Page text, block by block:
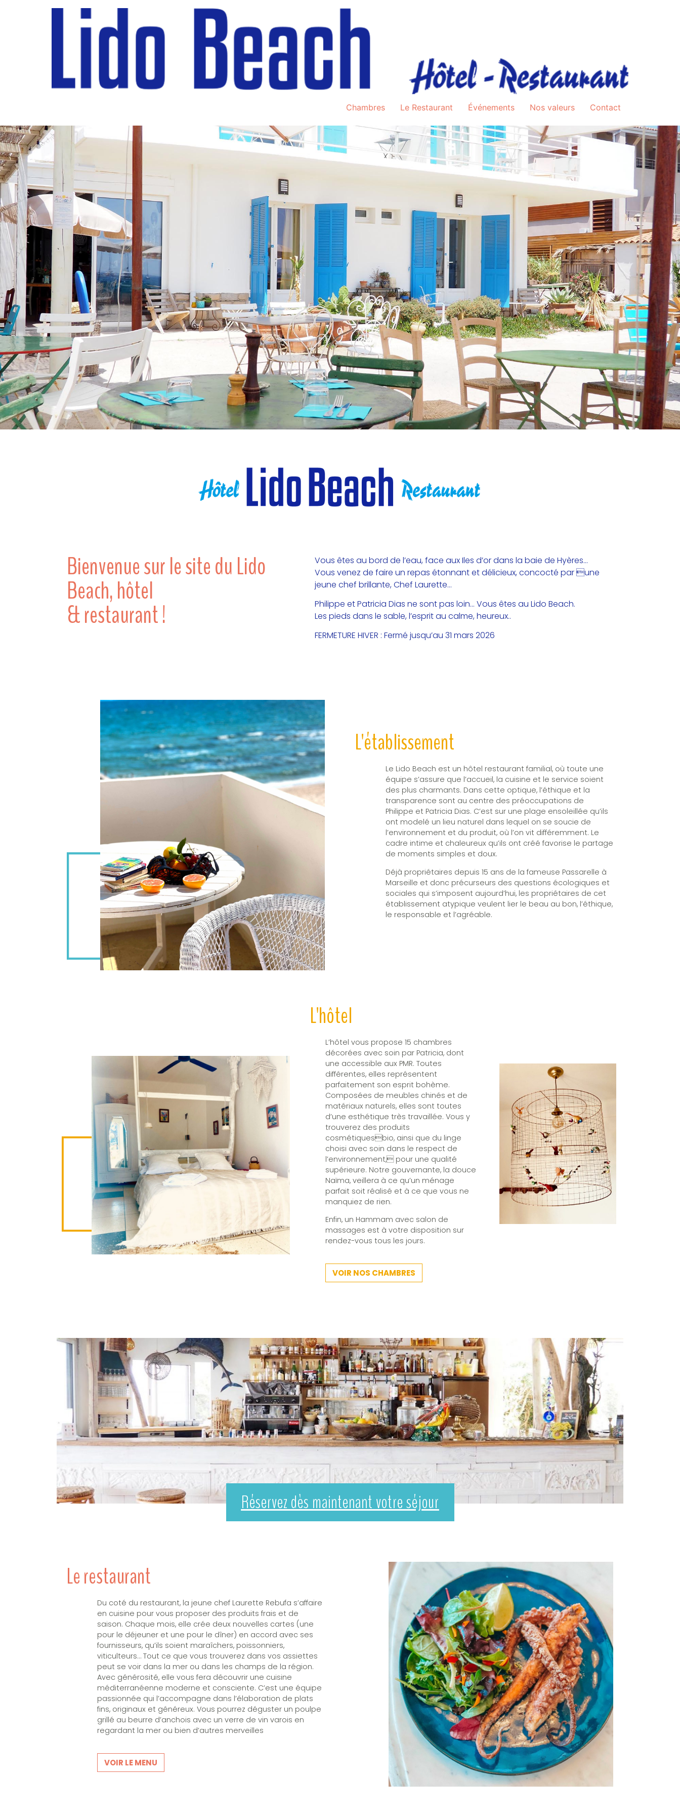
Chambres Le Restaurant Événements Nos valeurs Contact
Bienvenue sur le site du Lido
Beach, hôtel
& restaurant !
Vous êtes au bord de l’eau, face aux Iles d’or dans la baie de Hyères…
Vous venez de faire un repas étonnant et délicieux, concocté par une
jeune chef brillante, Chef Laurette…
Philippe et Patricia Dias ne sont pas loin… Vous êtes au Lido Beach.
Les pieds dans le sable, l’esprit au calme, heureux..
FERMETURE HIVER : Fermé jusqu’au 31 mars 2026
L'établissement
Le Lido Beach est un hôtel restaurant familial, où toute une
équipe s’assure que l’accueil, la cuisine et le service soient
des plus charmants. Dans cette optique, l’éthique et la
transparence sont au centre des préoccupations de
Philippe et Patricia Dias. C’est sur une plage ensoleillée qu’ils
ont modelé un lieu naturel dans lequel on se soucie de
l’environnement et du produit, où l’on vit différemment. Le
cadre intime et chaleureux qu’ils ont créé favorise le partage
de moments simples et doux.
Déjà propriétaires depuis 15 ans de la fameuse Passarelle à
Marseille et donc précurseurs des questions écologiques et
sociales qui s’imposent aujourd’hui, les propriétaires de cet
établissement atypique veulent lier le beau au bon, l’éthique,
le responsable et l’agréable.
L'hôtel
L’hôtel vous propose 15 chambres
décorées avec soin par Patricia, dont
une accessible aux PMR. Toutes
différentes, elles représentent
parfaitement son esprit bohème.
Composées de meubles chinés et de
matériaux naturels, elles sont toutes
d’une esthétique très travaillée. Vous y
trouverez des produits
cosmétiquesbio, ainsi que du linge
choisi avec soin dans le respect de
l’environnement, pour une qualité
supérieure. Notre gouvernante, la douce
Naïma, veillera à ce qu’un ménage
parfait soit réalisé et à ce que vous ne
manquiez de rien.
Enfin, un Hammam avec salon de
massages est à votre disposition sur
rendez-vous tous les jours.
VOIR NOS CHAMBRES
Réservez dès maintenant votre séjour
Le restaurant
Du coté du restaurant, la jeune chef Laurette Rebufa s’affaire
en cuisine pour vous proposer des produits frais et de
saison. Chaque mois, elle crée deux nouvelles cartes (une
pour le déjeuner et une pour le dîner) en accord avec ses
fournisseurs, qu’ils soient maraîchers, poissonniers,
viticulteurs… Tout ce que vous trouverez dans vos assiettes
peut se voir dans la mer ou dans les champs de la région.
Avec générosité, elle vous fera découvrir une cuisine
méditerranéenne moderne et consciente. C’est une équipe
passionnée qui l’accompagne dans l’élaboration de plats
fins, originaux et généreux. Vous pourrez déguster un poulpe
grillé au beurre d’anchois avec un verre de vin varois en
regardant la mer ou bien d’autres merveilles
VOIR LE MENU